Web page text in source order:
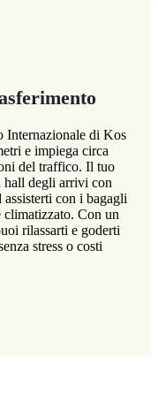
Internazionale di Kos
e impiega circa
del traffico. Il tuo
hall degli arrivi con
con i bagagli
Con un
rilassarti e goderti
stress o costi